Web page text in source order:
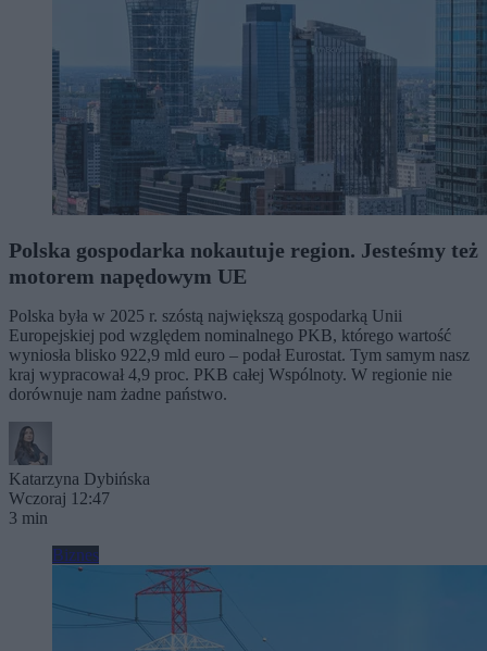
Polska gospodarka nokautuje region. Jesteśmy też
motorem napędowym UE
Polska była w 2025 r. szóstą największą gospodarką Unii
Europejskiej pod względem nominalnego PKB, którego wartość
wyniosła blisko 922,9 mld euro – podał Eurostat. Tym samym nasz
kraj wypracował 4,9 proc. PKB całej Wspólnoty. W regionie nie
dorównuje nam żadne państwo.
Katarzyna Dybińska
Wczoraj 12:47
3 min
Biznes